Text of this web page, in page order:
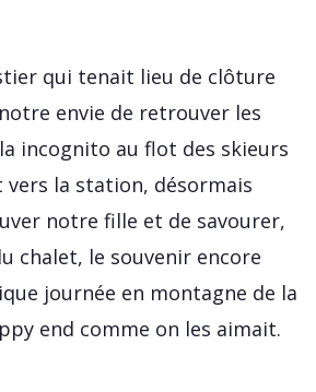
qui tenait lieu de clôture
envie de retrouver les
incognito au flot des skieurs
vers la station, désormais
notre fille et de savourer,
chalet, le souvenir encore
journée en montagne de la
end comme on les aimait.